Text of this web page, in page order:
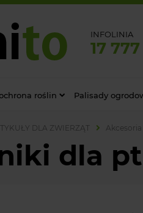
INFOLINIA
17
roślin Palisady
DLA ZWIERZĄT
dla